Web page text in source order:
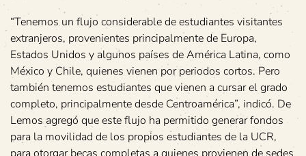
“Tenemos un flujo considerable de estudiantes visitantes
extranjeros, provenientes principalmente de Europa,
Estados Unidos y algunos países de América Latina, como
México y Chile, quienes vienen por periodos cortos. Pero
también tenemos estudiantes que vienen a cursar el grado
completo, principalmente desde Centroamérica”, indicó. De
Lemos agregó que este flujo ha permitido generar fondos
para la movilidad de los propios estudiantes de la UCR,